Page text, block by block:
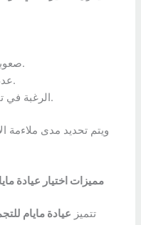
صعوبة ممارسة الأنشطة اليومية.
عدم التناسق مع شكل الجسم.
الرغبة في تحسين الراحة وجودة الحياة.
ويتم تحديد مدى ملاءمة
مميزات اختيار عيادة
تتميز عيادة مايام